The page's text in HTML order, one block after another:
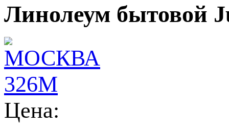
Линолеум бытовой
Цена: